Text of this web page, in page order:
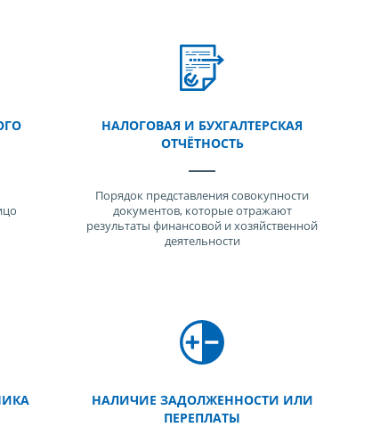
НАЛОГОВАЯ И БУХГАЛТЕРСКАЯ
ОТЧЁТНОСТЬ
Порядок представления совокупности
документов, которые отражают
результаты финансовой и хозяйственной
деятельности
НАЛИЧИЕ ЗАДОЛЖЕННОСТИ ИЛИ
ПЕРЕПЛАТЫ